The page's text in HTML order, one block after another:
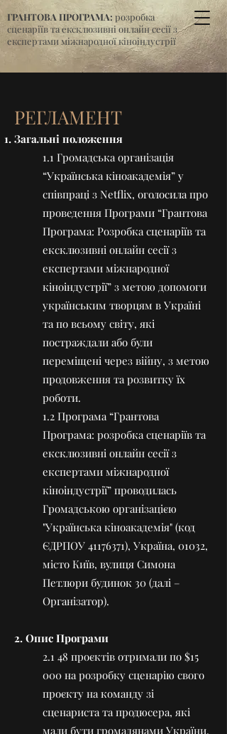
ГРАНТОВА ПРОГРАМА: розробка
сценаріїв та ексклюзивні онлайн сесії з
експертами міжнародної кіноіндустрії
РЕГЛАМЕНТ
Загальні положення
1.1 Громадська організація
“Українська кіноакадемія” у
співпраці з Netflix, оголосила про
проведення Програми “Грантова
Програма: Розробка сценаріїв та
ексклюзивні онлайн сесії з
експертами міжнародної
кіноіндустрії” з метою допомоги
українським творцям в Україні
та по всьому світу, які
постраждали або були
переміщені через війну, з метою
продовження та розвитку їх
роботи.
1.2 Програма “Грантова
Програма: розробка сценаріїв та
ексклюзивні онлайн сесії з
експертами міжнародної
кіноіндустрії” проводилась
Громадською організацією
"Українська кіноакадемія" (код
ЄДРПОУ 41176371), Україна, 01032,
місто Київ, вулиця Симона
Петлюри будинок 30 (далі –
Організатор).
2. Опис Програми
2.1 48 проєктів отримали по $15
000 на розробку сценарію свого
проєкту на команду зі
сценариста та продюсера, які
мали бути громадянами України.